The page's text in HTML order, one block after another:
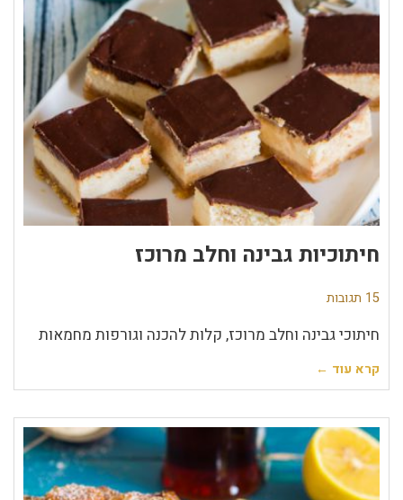
חיתוכיות גבינה וחלב מרוכז
15 תגובות
חיתוכי גבינה וחלב מרוכז, קלות להכנה וגורפות מחמאות
קרא עוד ←